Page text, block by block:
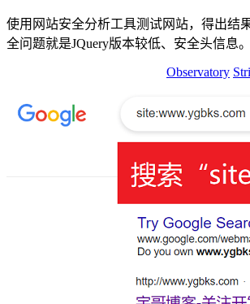
使用网站安全分析工具测试网站，得出结
全问题就是JQuery版本较低、安全头信息
Observatory